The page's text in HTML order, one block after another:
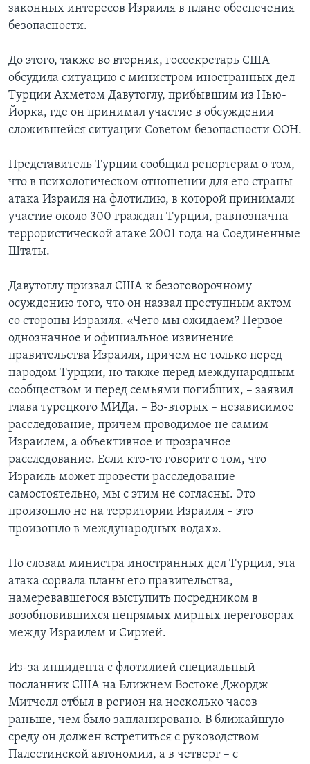
законных интересов Израиля в плане обеспечения
безопасности.
До этого, также во вторник, госсекретарь США
обсудила ситуацию с министром иностранных дел
Турции Ахметом Давутоглу, прибывшим из Нью-
Йорка, где он принимал участие в обсуждении
сложившейся ситуации Советом безопасности ООН.
Представитель Турции сообщил репортерам о том,
что в психологическом отношении для его страны
атака Израиля на флотилию, в которой принимали
участие около 300 граждан Турции, равнозначна
террористической атаке 2001 года на Соединенные
Штаты.
Давутоглу призвал США к безоговорочному
осуждению того, что он назвал преступным актом
со стороны Израиля. «Чего мы ожидаем? Первое –
однозначное и официальное извинение
правительства Израиля, причем не только перед
народом Турции, но также перед международным
сообществом и перед семьями погибших, – заявил
глава турецкого МИДа. – Во-вторых – независимое
расследование, причем проводимое не самим
Израилем, а объективное и прозрачное
расследование. Если кто-то говорит о том, что
Израиль может провести расследование
самостоятельно, мы с этим не согласны. Это
произошло не на территории Израиля – это
произошло в международных водах».
По словам министра иностранных дел Турции, эта
атака сорвала планы его правительства,
намеревавшегося выступить посредником в
возобновившихся непрямых мирных переговорах
между Израилем и Сирией.
Из-за инцидента с флотилией специальный
посланник США на Ближнем Востоке Джордж
Митчелл отбыл в регион на несколько часов
раньше, чем было запланировано. В ближайшую
среду он должен встретиться с руководством
Палестинской автономии, а в четверг – с